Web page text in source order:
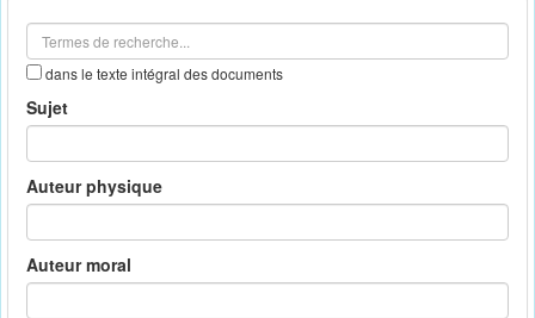
dans le texte intégral des documents
Sujet
Auteur physique
Auteur moral